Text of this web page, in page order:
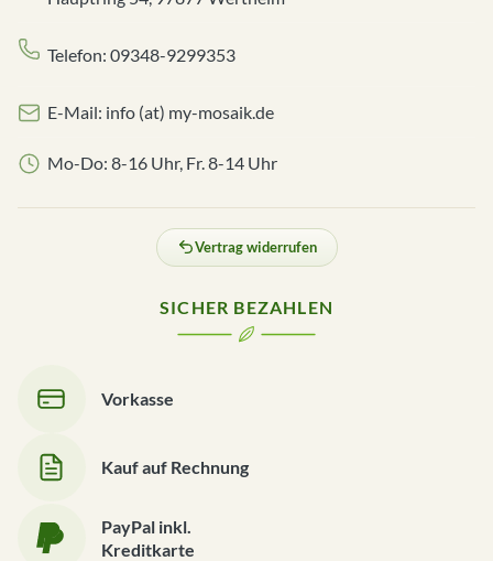
Telefon: 09348-9299353
E-Mail: info (at) my-mosaik.de
Mo-Do: 8-16 Uhr, Fr. 8-14 Uhr
Vertrag widerrufen
SICHER BEZAHLEN
Vorkasse
Kauf auf Rechnung
PayPal inkl.
Kreditkarte